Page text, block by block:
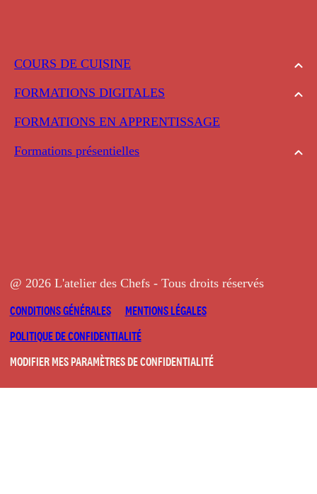
COURS DE CUISINE
FORMATIONS DIGITALES
FORMATIONS EN APPRENTISSAGE
Formations présentielles
@ 2026 L'atelier des Chefs - Tous droits réservés
CONDITIONS GÉNÉRALES
MENTIONS LÉGALES
POLITIQUE DE CONFIDENTIALITÉ
MODIFIER MES PARAMÈTRES DE CONFIDENTIALITÉ